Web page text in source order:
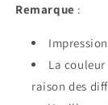
Remarque :
La
raison des